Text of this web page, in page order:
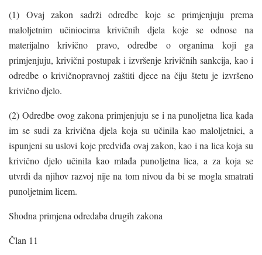
(1) Ovaj zakon sadrži odredbe koje se primjenjuju prema
maloljetnim učiniocima krivičnih djela koje se odnose na
materijalno krivično pravo, odredbe o organima koji ga
primjenjuju, krivični postupak i izvršenje krivičnih sankcija, kao i
odredbe o krivičnopravnoj zaštiti djece na čiju štetu je izvršeno
krivično djelo.
(2) Odredbe ovog zakona primjenjuju se i na punoljetna lica kada
im se sudi za krivična djela koja su učinila kao maloljetnici, a
ispunjeni su uslovi koje predviđa ovaj zakon, kao i na lica koja su
krivično djelo učinila kao mlađa punoljetna lica, a za koja se
utvrdi da njihov razvoj nije na tom nivou da bi se mogla smatrati
punoljetnim licem.
Shodna primjena odredaba drugih zakona
Član 11